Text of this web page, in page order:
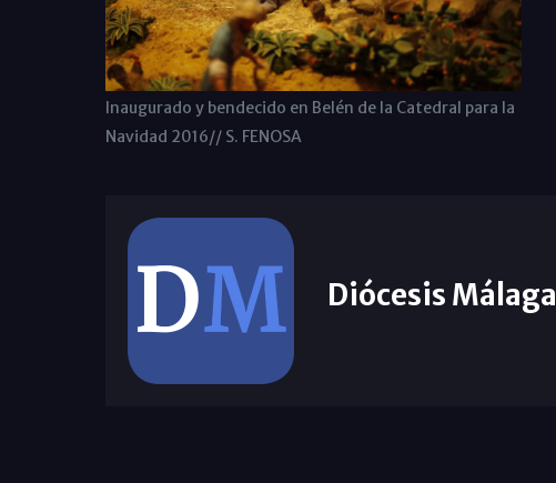
Inaugurado y bendecido en Belén de la Catedral para la
Navidad 2016// S. FENOSA
Diócesis Málaga